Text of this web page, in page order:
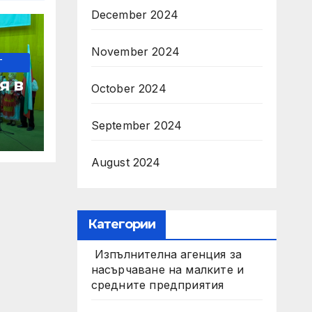
в
за
December 2024
November 2024
October 2024
September 2024
August 2024
Категории
Изпълнителна агенция за
насърчаване на малките и
средните предприятия